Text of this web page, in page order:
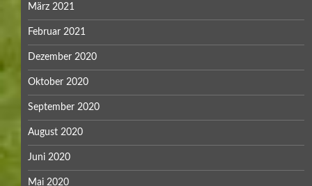
März 2021
Februar 2021
Dezember 2020
Oktober 2020
September 2020
August 2020
Juni 2020
Mai 2020